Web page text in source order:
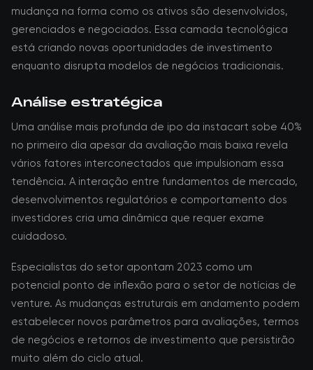
mudança na forma como os ativos são desenvolvidos,
gerenciados e negociados. Essa camada tecnológica
está criando novas oportunidades de investimento
enquanto disrupta modelos de negócios tradicionais.
Análise estratégica
Uma análise mais profunda de ipo da instacart sobe 40%
no primeiro dia apesar da avaliação mais baixa revela
vários fatores interconectados que impulsionam essa
tendência. A interação entre fundamentos de mercado,
desenvolvimentos regulatórios e comportamento dos
investidores cria uma dinâmica que requer exame
cuidadoso.
Especialistas do setor apontam 2023 como um
potencial ponto de inflexão para o setor de notícias de
venture. As mudanças estruturais em andamento podem
estabelecer novos parâmetros para avaliações, termos
de negócios e retornos de investimento que persistirão
muito além do ciclo atual.